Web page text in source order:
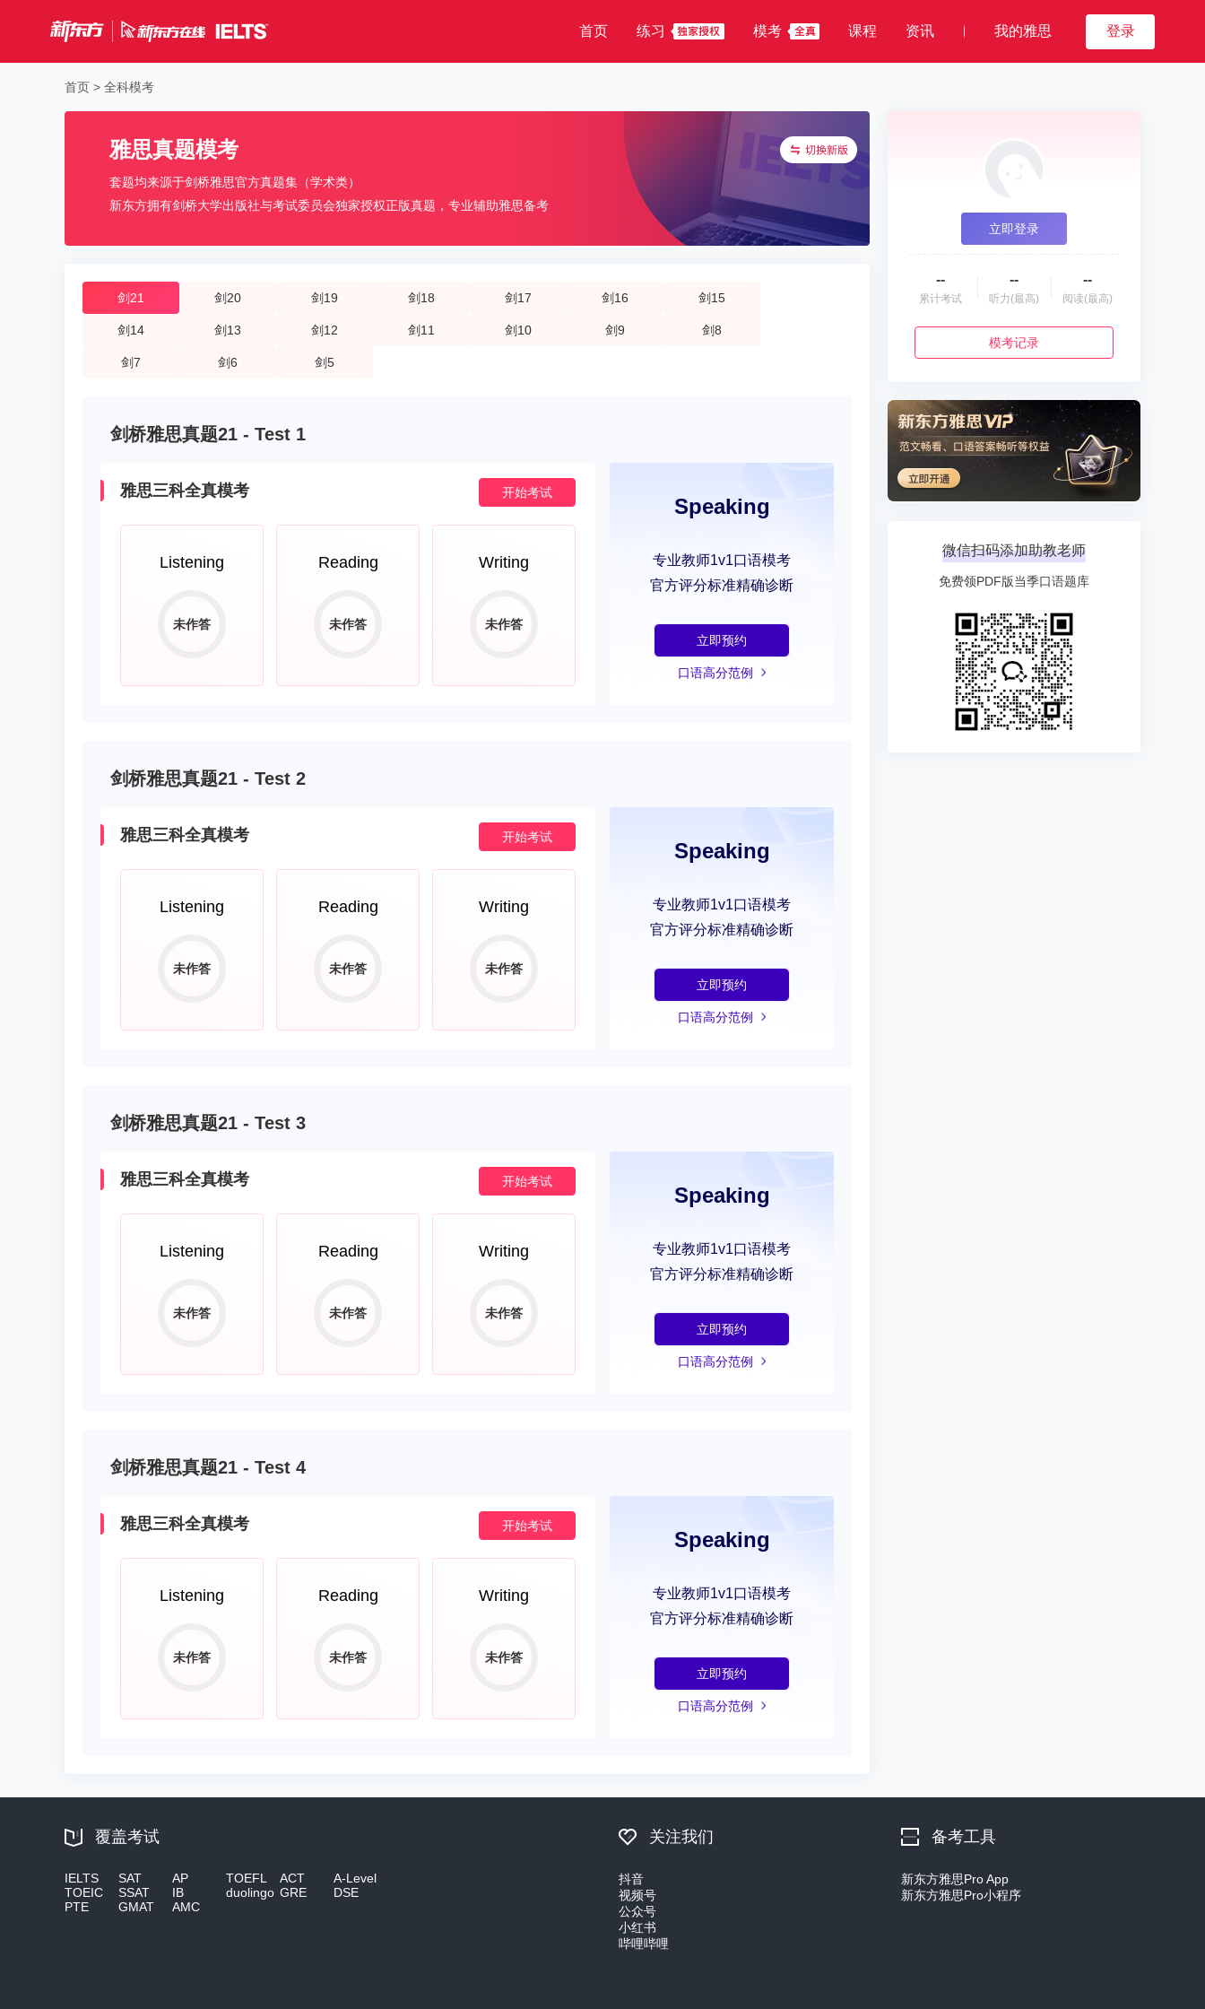
首页 练习 模考 课程 资讯 我的雅思 登录
首页 > 全科模考
雅思真题模考
套题均来源于剑桥雅思官方真题集（学术类）
新东方拥有剑桥大学出版社与考试委员会独家授权正版真题，专业辅助雅思备考
剑21 剑20 剑19 剑18 剑17 剑16 剑15
剑14 剑13 剑12 剑11 剑10 剑9 剑8
剑7 剑6 剑5
剑桥雅思真题21 - Test 1
雅思三科全真模考 开始考试
Listening
未作答
Reading
未作答
Writing
未作答
Speaking
专业教师1v1口语模考
官方评分标准精确诊断
立即预约
口语高分范例
剑桥雅思真题21 - Test 2
雅思三科全真模考 开始考试
Listening
未作答
Reading
未作答
Writing
未作答
Speaking
专业教师1v1口语模考
官方评分标准精确诊断
立即预约
口语高分范例
剑桥雅思真题21 - Test 3
雅思三科全真模考 开始考试
Listening
未作答
Reading
未作答
Writing
未作答
Speaking
专业教师1v1口语模考
官方评分标准精确诊断
立即预约
口语高分范例
剑桥雅思真题21 - Test 4
雅思三科全真模考 开始考试
Listening
未作答
Reading
未作答
Writing
未作答
Speaking
专业教师1v1口语模考
官方评分标准精确诊断
立即预约
口语高分范例
立即登录
--
累计考试
--
听力(最高)
--
阅读(最高)
模考记录
微信扫码添加助教老师
免费领PDF版当季口语题库
覆盖考试
IELTS SAT AP TOEFL ACT
A-Level
TOEIC
SSAT IB duolingo GRE
DSE
PTE
GMAT AMC
关注我们
抖音
视频号
公众号
小红书
哔哩哔哩
备考工具
新东方雅思Pro App
新东方雅思Pro小程序